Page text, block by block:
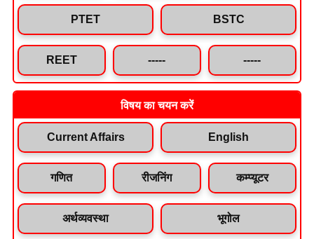
PTET BSTC
REET ----- -----
विषय का चयन करें
Current Affairs English
गणित रीजनिंग कम्प्यूटर
अर्थव्यवस्था भूगोल